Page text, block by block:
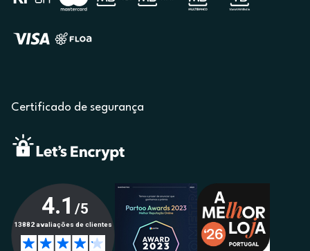
Certificado de segurança